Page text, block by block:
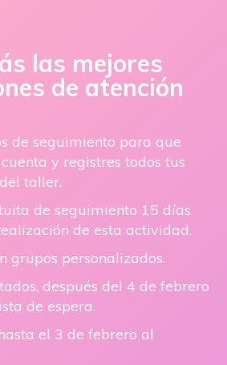
las mejores
de atención
de seguimiento para que
y registres todos tus
taller.
de seguimiento 15 días
de esta actividad.
grupos personalizados.
después del 4 de febrero
de espera.
el 3 de febrero al